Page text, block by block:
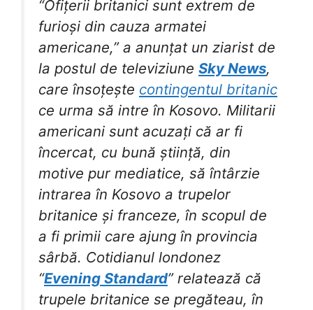
“Ofițerii britanici sunt extrem de
furioși din cauza armatei
americane,” a anunțat un ziarist de
la postul de televiziune Sky News,
care însoțește contingentul britanic
ce urma să intre în Kosovo. Militarii
americani sunt acuzați că ar fi
încercat, cu bună știință, din
motive pur mediatice, să întârzie
intrarea în Kosovo a trupelor
britanice și franceze, în scopul de
a fi primii care ajung în provincia
sârbă. Cotidianul londonez
“Evening Standard” relatează că
trupele britanice se pregăteau, în